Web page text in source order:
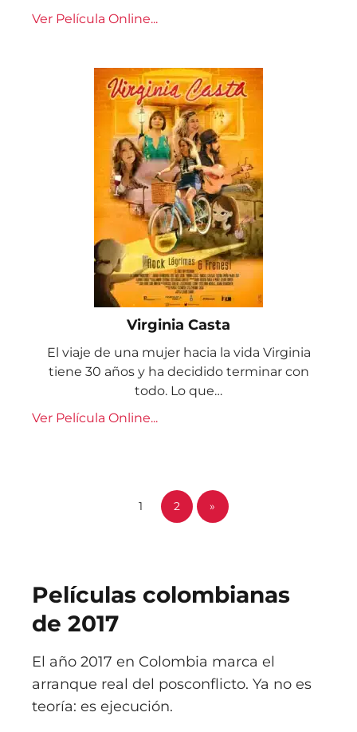
Ver Película Online...
Virginia Casta
El viaje de una mujer hacia la vida Virginia
tiene 30 años y ha decidido terminar con
todo. Lo que…
Ver Película Online...
1 2 »
Películas colombianas
de 2017
El año 2017 en Colombia marca el
arranque real del posconflicto. Ya no es
teoría: es ejecución.